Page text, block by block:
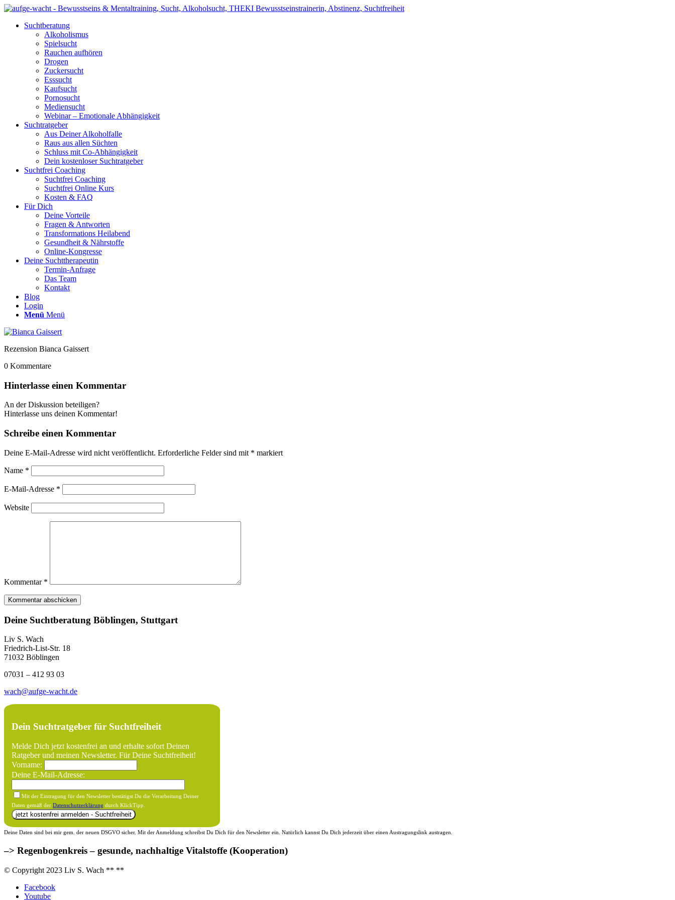
Suchtberatung
Alkoholismus
Spielsucht
Rauchen aufhören
Drogen
Zuckersucht
Esssucht
Kaufsucht
Pornosucht
Mediensucht
Webinar – Emotionale Abhängigkeit
Suchtratgeber
Aus Deiner Alkoholfalle
Raus aus allen Süchten
Schluss mit Co-Abhängigkeit
Dein kostenloser Suchtratgeber
Suchtfrei Coaching
Suchtfrei Coaching
Suchtfrei Online Kurs
Kosten & FAQ
Für Dich
Deine Vorteile
Fragen & Antworten
Transformations Heilabend
Gesundheit & Nährstoffe
Online-Kongresse
Deine Suchttherapeutin
Termin-Anfrage
Das Team
Kontakt
Blog
Login
Menü Menü
Rezension Bianca Gaissert
0 Kommentare
Hinterlasse einen Kommentar
An der Diskussion beteiligen?
Hinterlasse uns deinen Kommentar!
Schreibe einen Kommentar
Deine E-Mail-Adresse wird nicht veröffentlicht. Erforderliche Felder sind mit * markiert
Name *
E-Mail-Adresse *
Website
Kommentar *
Deine Suchtberatung Böblingen, Stuttgart
Liv S. Wach
Friedrich-List-Str. 18
71032 Böblingen
07031 – 412 93 03
wach@aufge-wacht.de
Dein Suchtratgeber für Suchtfreiheit
Melde Dich jetzt kostenfrei an und erhalte sofort Deinen
Ratgeber und meinen Newsletter. Für Deine Suchtfreiheit!
Vorname:
Deine E-Mail-Adresse:
Mit der Eintragung für den Newsletter bestätigst Du die Verarbeitung Deiner
Daten gemäß der Datenschutzerklärung durch KlickTipp.
Deine Daten sind bei mir gem. der neuen DSGVO sicher. Mit der Anmeldung schreibst Du Dich für den Newsletter ein. Natürlich kannst Du Dich jederzeit über einen Austragungslink austragen.
–> Regenbogenkreis – gesunde, nachhaltige Vitalstoffe (Kooperation)
© Copyright 2023 Liv S. Wach ** **
Facebook
Youtube